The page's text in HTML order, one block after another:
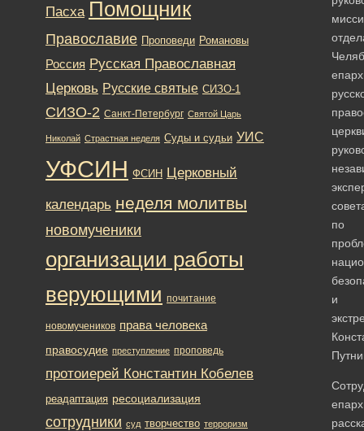
по
и
Пасха Помощник
Православие Проповеди Романовы
Россия Русская Православная
Церковь Русские святые СИЗО-1
СИЗО-2 Санкт-Петербург Святой Царь
Николай Страстная неделя Суды и судьи УИС
УФСИН ФСИН Церковный
календарь неделя молитвы
новомученики
организации работы
верующими почитание
новомучеников права человека
правосудие преступление проповедь
протоиерей Константин Кобелев
реадаптация ресоциализация
сотрудники суд творчество терроризм